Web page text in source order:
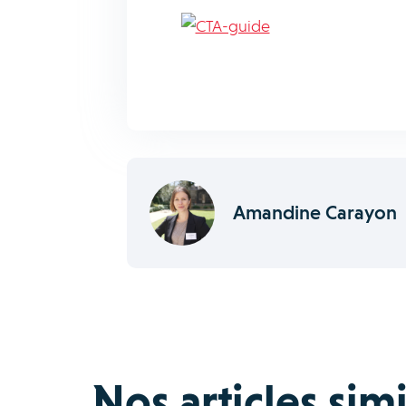
Amandine Carayon